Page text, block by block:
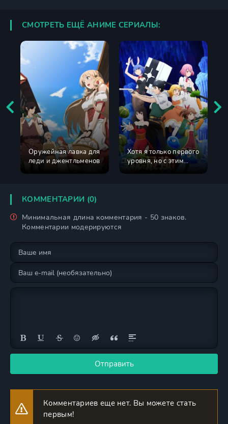
СМОТРЕТЬ ЕЩЁ АНИМЕ СЕРИАЛЫ:
Оружейная лавка для
леди и джентльменов
Хотя я только первого
уровня, но с этим
КОММЕНТАРИИ (0)
Минимальная длина комментария - 50 знаков.
Комментарии модерируются
Отправить
Комментариев еще нет. Вы можете стать
первым!